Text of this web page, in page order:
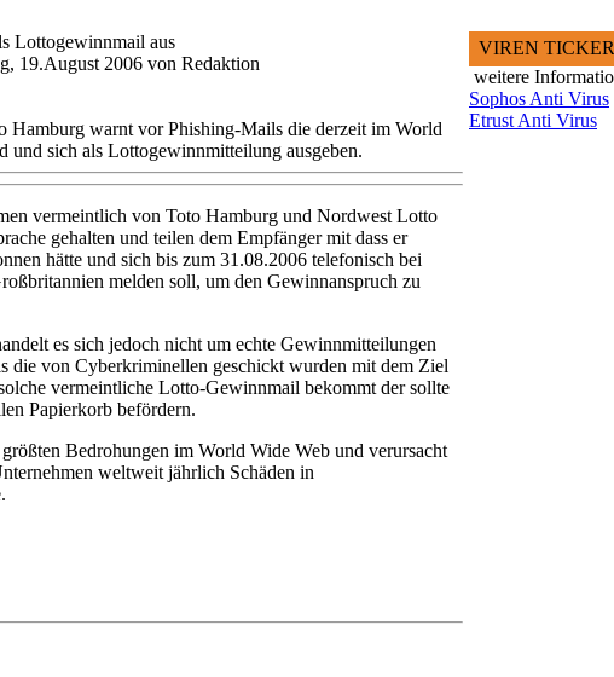
Lottogewinnmail aus
19.August 2006 von Redaktion
Hamburg warnt vor Phishing-Mails die derzeit im World
und sich als Lottogewinnmitteilung ausgeben.
vermeintlich von Toto Hamburg und Nordwest Lotto
gehalten und teilen dem Empfänger mit dass er
hätte und sich bis zum 31.08.2006 telefonisch bei
melden soll, um den Gewinnanspruch zu
es sich jedoch nicht um echte Gewinnmitteilungen
die von Cyberkriminellen geschickt wurden mit dem Ziel
vermeintliche Lotto-Gewinnmail bekommt der sollte
Papierkorb befördern.
Bedrohungen im World Wide Web und verursacht
weltweit jährlich Schäden in
VIREN TICKER
weitere
Sophos Anti Virus
Etrust Anti Virus